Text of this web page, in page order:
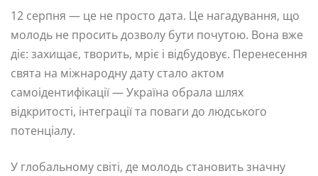
12 серпня — це не просто дата. Це нагадування, що
молодь не просить дозволу бути почутою. Вона вже
діє: захищає, творить, мріє і відбудовує. Перенесення
свята на міжнародну дату стало актом
самоідентифікації — Україна обрала шлях
відкритості, інтеграції та поваги до людського
потенціалу.
У глобальному світі, де молодь становить значну